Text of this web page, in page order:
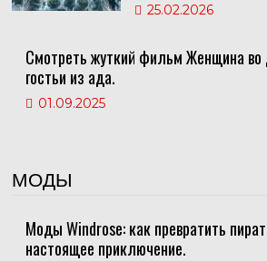
25.02.2026
Смотреть жуткий фильм Женщина во
гостьи из ада.
01.09.2025
МОДЫ
Моды Windrose: как превратить
настоящее приключение.